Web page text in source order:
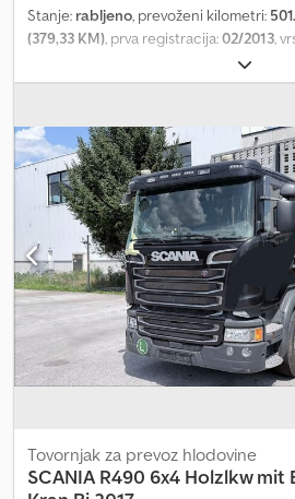
Stanje: rabljeno, prevoženi kilometri:
(379,33 KM) , prva registracija:02/2013 ,
, emisijski razred:
centralno zaklepanje, filter saj,
tovornjak 6x2 s priklopnikom s
konvoj Vlečna enota: Scania P380
registracija: 12. 02. 2013 Moč: 279 kW
ccm, dizel Crjdpfx Aoy Etc Ajhaef
napravo Frigoblock FK25SL Dolžina
8.100 mm Dovoljena največja masa:
Priklopnik: Scheuwimmer, priklopnik s
Scheuwimmer Tip: FT 1119 Prva
hladilni konvoj, takoj pripravljen za
tehnika, idealna za distribucijski promet
pravico do napak, tipkarskih napak in
možen kadarkoli po dogovoru. Za
Tovornjak za prevoz hlodovine
SCANIA R490 6x4 Holzlkw mit